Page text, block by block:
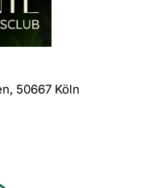
50667 Köln